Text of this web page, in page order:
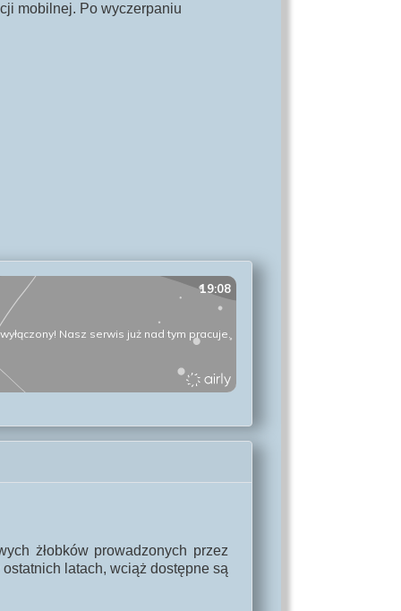
mobilnej. Po wyczerpaniu
żłobków prowadzonych przez
latach, wciąż dostępne są